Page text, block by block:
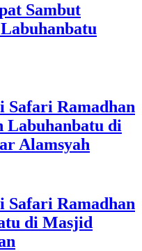
Sambut
Ramadhan
Labuhanbatu di
Alamsyah
Ramadhan
di Masjid